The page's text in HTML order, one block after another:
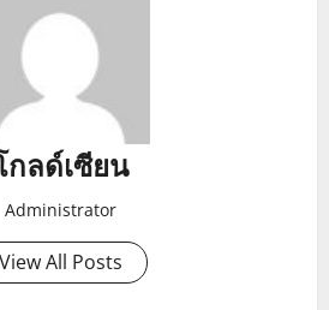
กลด์เซียน
Administrator
View All Posts